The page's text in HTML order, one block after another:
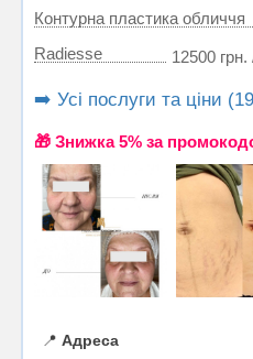
Контурна пластика обличчя
Radiesse
12500
➡️ Усі послуги та ціни
🎁 Знижка 5% за
📍 Адреса